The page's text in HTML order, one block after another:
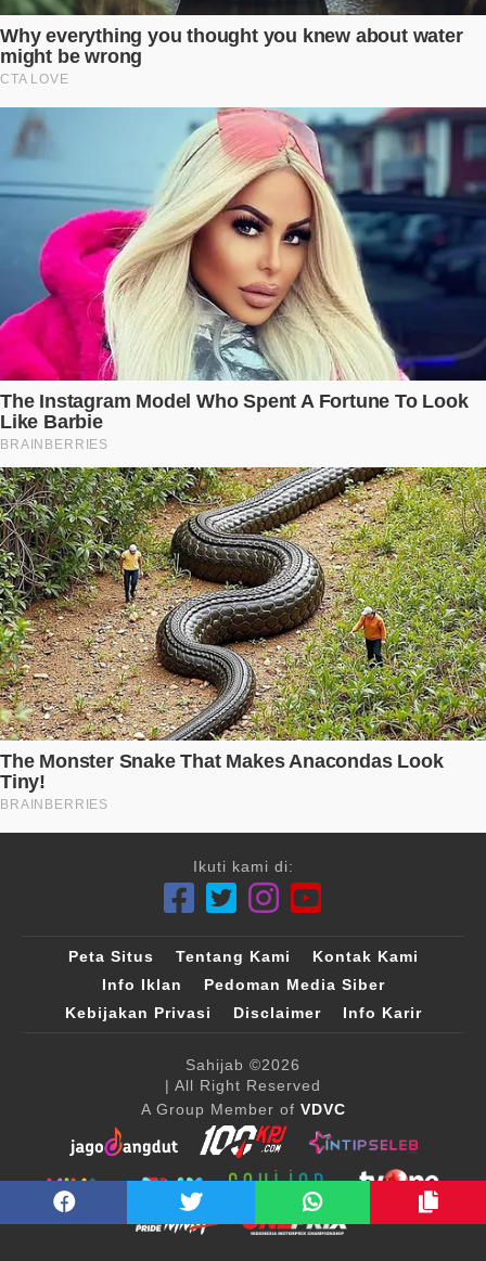
Ikuti kami di:
Peta Situs Tentang Kami
Kontak Kami
Info Iklan
Pedoman Media Siber
Kebijakan Privasi
Disclaimer Info Karir
Sahijab ©2026
| All Right Reserved
A Group Member of VDVC